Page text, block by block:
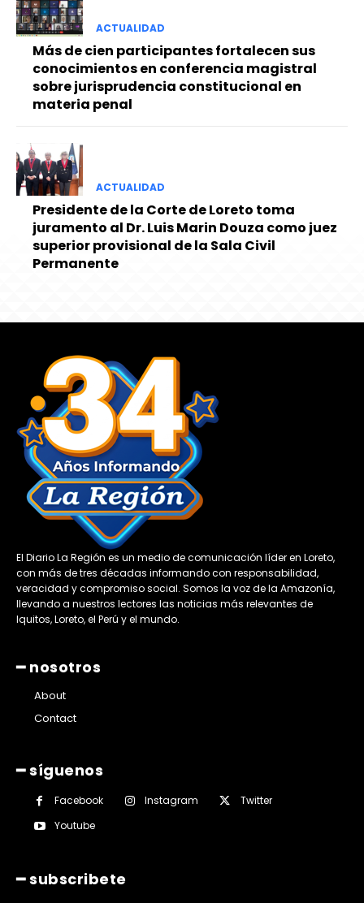
ACTUALIDAD
Más de cien participantes fortalecen sus
conocimientos en conferencia magistral
sobre jurisprudencia constitucional en
materia penal
ACTUALIDAD
Presidente de la Corte de Loreto toma
juramento al Dr. Luis Marin Douza como juez
superior provisional de la Sala Civil
Permanente
El Diario La Región es un medio de comunicación líder en Loreto,
con más de tres décadas informando con responsabilidad,
veracidad y compromiso social. Somos la voz de la Amazonía,
llevando a nuestros lectores las noticias más relevantes de
Iquitos, Loreto, el Perú y el mundo.
━ nosotros
About
Contact
━ síguenos
Facebook Instagram
Twitter
Youtube
━ subscribete